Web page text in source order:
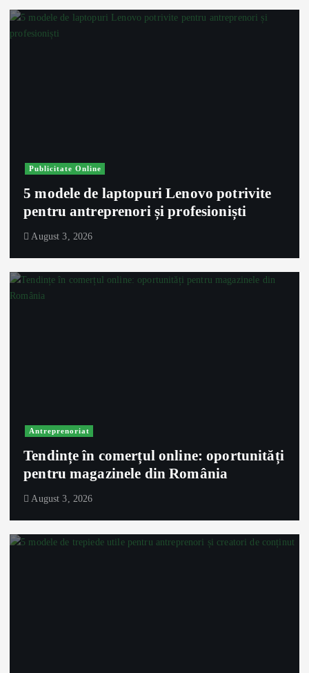
Publicitate Online
5 modele de laptopuri Lenovo potrivite
pentru antreprenori și profesioniști
August 3, 2026
Antreprenoriat
Tendințe în comerțul online: oportunități
pentru magazinele din România
August 3, 2026